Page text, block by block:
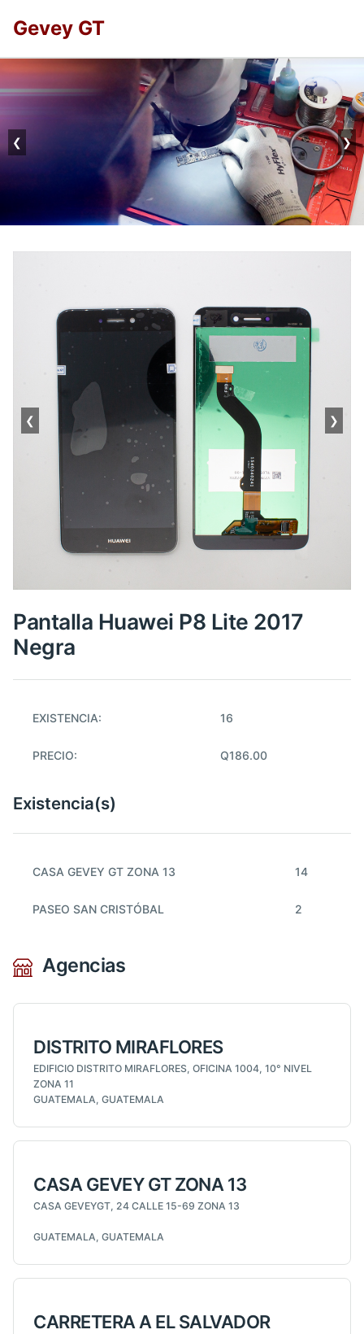
Gevey GT
❮ ❯
❮ ❯
Pantalla Huawei P8 Lite 2017
Negra
EXISTENCIA: 16
PRECIO: Q186.00
Existencia(s)
CASA GEVEY GT ZONA 13 14
PASEO SAN CRISTÓBAL 2
Agencias
DISTRITO MIRAFLORES
EDIFICIO DISTRITO MIRAFLORES, OFICINA 1004, 10° NIVEL
ZONA 11
GUATEMALA, GUATEMALA
CASA GEVEY GT ZONA 13
CASA GEVEYGT, 24 CALLE 15-69 ZONA 13
GUATEMALA, GUATEMALA
CARRETERA A EL SALVADOR